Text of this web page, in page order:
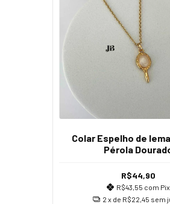
Colar Espelho de
Pérola
R$44,90
R$43,55 com Pix
2 x de R$22,45 sem